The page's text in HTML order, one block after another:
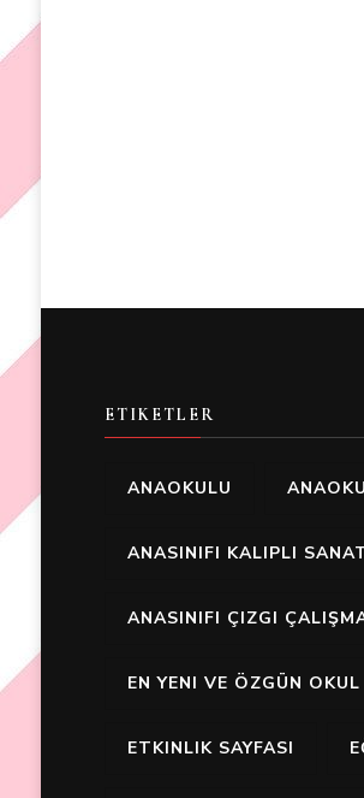
ETIKETLER
ANAOKULU
ANASINIFI KALIPLI
ANASINIFI ÇIZGI
EN YENI VE ÖZGÜN
ETKINLIK SAYFASI